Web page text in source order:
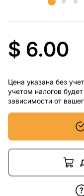
$ 6.00
Цена указана без
учетом налогов
зависимости от